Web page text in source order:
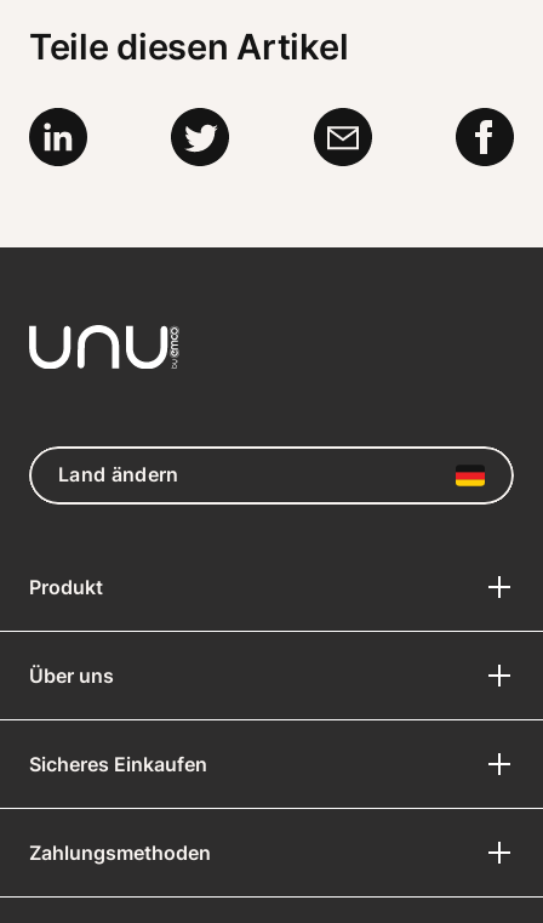
Teile diesen Artikel
Land ändern
Produkt
Über uns
Zahlungsmethoden
Sicheres Einkaufen